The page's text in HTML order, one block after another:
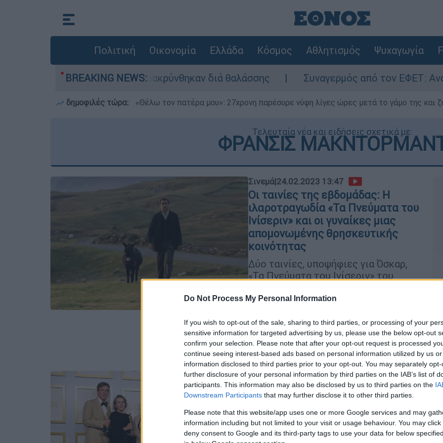
Do Not Process My Personal Information
If you wish to opt-out of the sale, sharing to third parties, or processing of your
sensitive information for targeted advertising by us, please use the below opt-out
confirm your selection. Please note that after your opt-out request is processed
continue seeing interest-based ads based on personal information utilized by us
information disclosed to third parties prior to your opt-out. You may separately
further disclosure of your personal information by third parties on the IAB’s list of
participants. This information may also be disclosed by us to third parties on the
Downstream Participants that may further disclose it to other third parties.
Please note that this website/app uses one or more Google services and may
information including but not limited to your visit or usage behaviour. You may
deny consent to Google and its third-party tags to use your data for below
Πολιτική Οικονομία Ελλάδα Κόσμος Αθλητισμός Ψυχαγωγία
BREAKING NEWS:
- 254 πολίτες απομακρύνθηκαν διά θαλάσσης Συναγερμός από τον ΕΦΕΤ:
δημοφιλές τώρα: «Θέλω τον πατέρα μου»: 27χρονη παρέσυρε νύφη λίγες ώρες μετά το γάμο της και
Τελευταία νέα και ειδήσεις σχετικά με:
ΦΡΑΝΣΙΣ
Σινεμά|24.02.2023 13:47
Οι ταινίες της εβδομάδας: Η
ιλαροτραγωδία «Τα Πνεύματα του
Ινίσεριν» και οι γυναίκες μιας
απομονωμένης θρησκευτικής
κοινότητας
Δύο ταινίες, υποψήφιες για Όσκαρ,
«Τα Πνεύματα του Ινίσεριν» του
εννέα χρυσά αγαλματίδια και
Πόλεϊ, μπορούν να βρουν αυτή την
εβδομάδα οι κινηματογραφόφιλοι
ανάμεσα στις οχτώ νέες ταινίες
Πολιτισμός |26.04.2021 13:28
Οσκαρ 2021: Καλύτερη ταινία το
«Nomadland» - Αναλυτικά όλοι οι
νικητές της τελετής
Η Κλόε Ζάο ήταν πρώτη γυναίκα από